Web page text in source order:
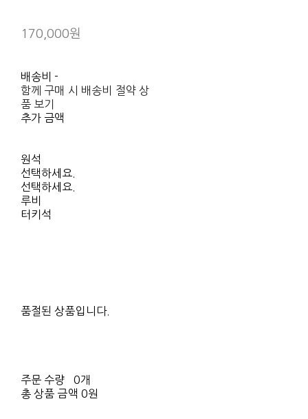
170,000원
배송비-
함께 구매 시 배송비 절약 상
품 보기
추가 금액
원석
선택하세요.
선택하세요.
루비
터키석
품절된 상품입니다.
주문 수량
0개
총 상품 금액 0원